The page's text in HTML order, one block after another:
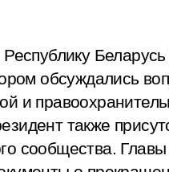
обсуждались
и
также
сообщества.